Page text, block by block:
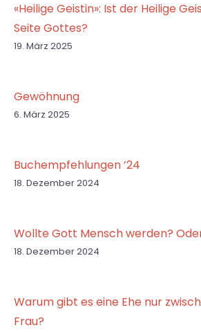
«Heilige Geistin»: Ist der Heilige
Seite Gottes?
19. März 2025
Gewöhnung
6. März 2025
Buchempfehlungen ’24
18. Dezember 2024
Wollte Gott Mensch werden?
18. Dezember 2024
Warum gibt es eine Ehe nur
Frau?